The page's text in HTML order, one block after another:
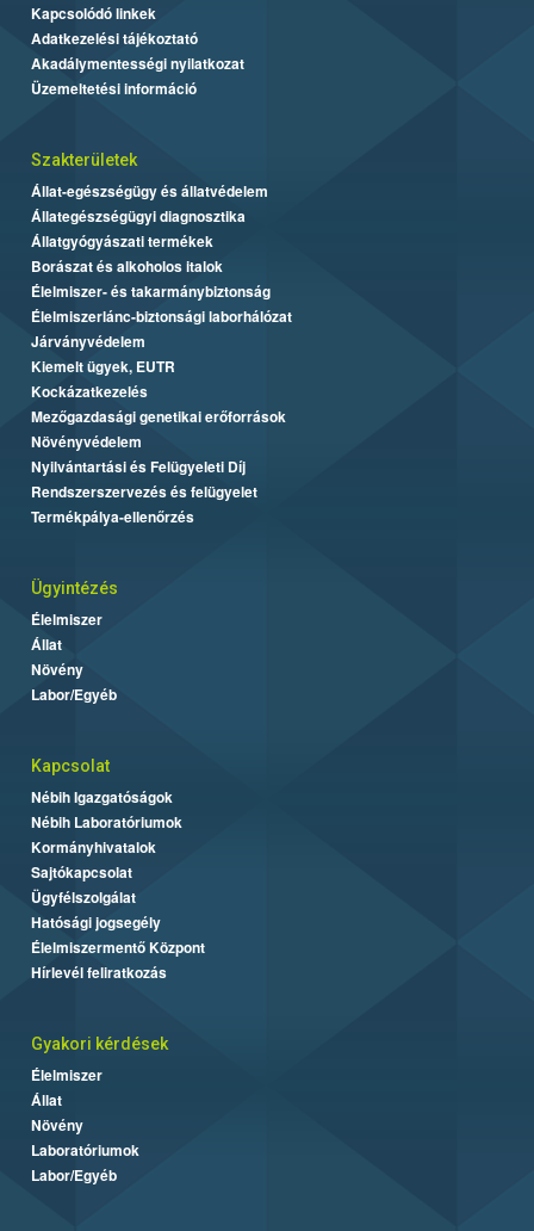
Kapcsolódó linkek
Adatkezelési tájékoztató
Akadálymentességi nyilatkozat
Üzemeltetési információ
Szakterületek
Állat-egészségügy és állatvédelem
Állategészségügyi diagnosztika
Állatgyógyászati termékek
Borászat és alkoholos italok
Élelmiszer- és takarmánybiztonság
Élelmiszerlánc-biztonsági laborhálózat
Járványvédelem
Kiemelt ügyek, EUTR
Kockázatkezelés
Mezőgazdasági genetikai erőforrások
Növényvédelem
Nyilvántartási és Felügyeleti Díj
Rendszerszervezés és felügyelet
Termékpálya-ellenőrzés
Ügyintézés
Élelmiszer
Állat
Növény
Labor/Egyéb
Kapcsolat
Nébih Igazgatóságok
Nébih Laboratóriumok
Kormányhivatalok
Sajtókapcsolat
Ügyfélszolgálat
Hatósági jogsegély
Élelmiszermentő Központ
Hírlevél feliratkozás
Gyakori kérdések
Élelmiszer
Állat
Növény
Laboratóriumok
Labor/Egyéb